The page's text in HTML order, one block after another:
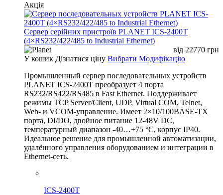
Акція
Сервер серійних пристроїв PLANET ICS-2400T
(4×RS232/422/485 to Industrial Ethernet)
від 22770 грн
У кошик Дізнатися ціну Вибрати Модифікацію
Промышленный сервер последовательных устройств
PLANET ICS-2400T преобразует 4 порта
RS232/RS422/RS485 в Fast Ethernet. Поддерживает
режимы TCP Server/Client, UDP, Virtual COM, Telnet,
Web- и VCOM-управление. Имеет 2×10/100BASE-TX
порта, DI/DO, двойное питание 12-48V DC,
температурный диапазон -40…+75 °C, корпус IP40.
Идеальное решение для промышленной автоматизации,
удалённого управления оборудованием и интеграции в
Ethernet-сеть.
ICS-2400T